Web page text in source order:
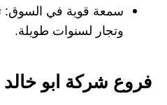
سمعة قوية في السوق:
وتجار لسنوات طويلة.
فروع شركة ابو